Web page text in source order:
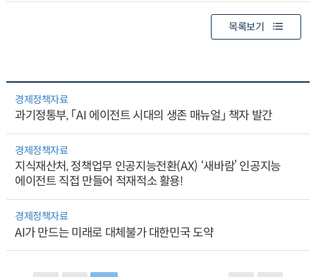
목록보기
경제정책자료
과기정통부, 「AI 에이전트 시대의 생존 매뉴얼」 책자 발간
경제정책자료
지식재산처, 정책업무 인공지능전환(AX) ‘새바람’ 인공지능
에이전트 직접 만들어 적재적소 활용!
경제정책자료
AI가 만드는 미래로 대체불가 대한민국 도약